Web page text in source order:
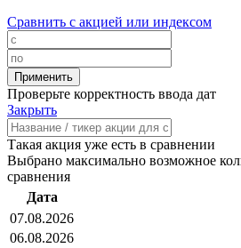
Сравнить с акцией или индексом
Проверьте корректность ввода дат
Закрыть
Такая акция уже есть в сравнении
Выбрано максимально возможное
сравнения
Дата
07.08.2026
06.08.2026